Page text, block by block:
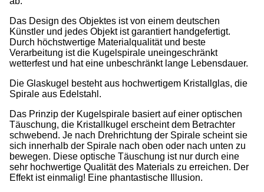
Das Design des Objektes ist von einem deutschen
Künstler und jedes Objekt ist garantiert handgefertigt.
Durch höchstwertige Materialqualität und beste
Verarbeitung ist die Kugelspirale uneingeschränkt
wetterfest und hat eine unbeschränkt lange Lebensdauer.
Die Glaskugel besteht aus hochwertigem Kristallglas, die
Spirale aus Edelstahl.
Das Prinzip der Kugelspirale basiert auf einer optischen
Täuschung, die Kristallkugel erscheint dem Betrachter
schwebend. Je nach Drehrichtung der Spirale scheint sie
sich innerhalb der Spirale nach oben oder nach unten zu
bewegen. Diese optische Täuschung ist nur durch eine
sehr hochwertige Qualität des Materials zu erreichen. Der
Effekt ist einmalig! Eine phantastische Illusion.